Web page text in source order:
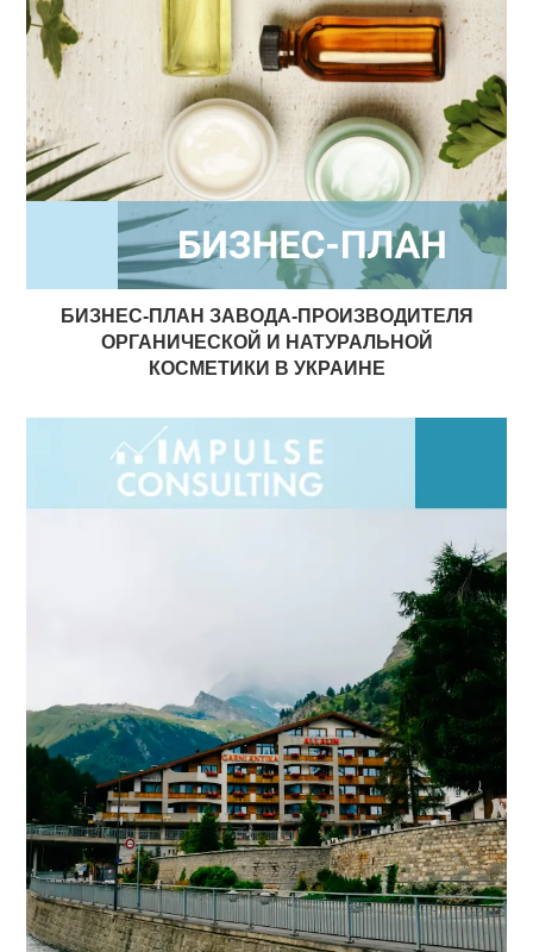
БИЗНЕС-ПЛАН ЗАВОДА-ПРОИЗВОДИТЕЛЯ
ОРГАНИЧЕСКОЙ И НАТУРАЛЬНОЙ
КОСМЕТИКИ В УКРАИНЕ